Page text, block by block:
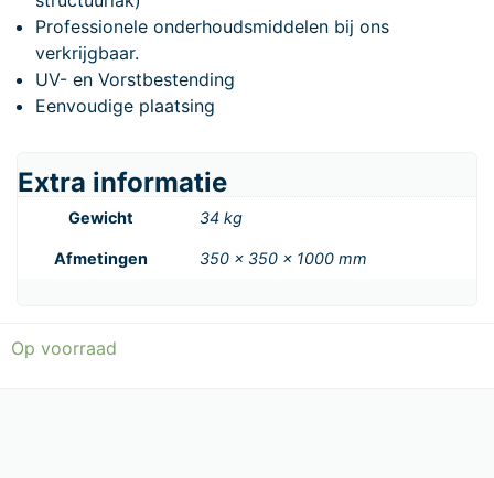
Professionele onderhoudsmiddelen bij ons
verkrijgbaar.
UV- en Vorstbestending
Eenvoudige plaatsing
Extra informatie
Gewicht 34 kg
Afmetingen 350 × 350 × 1000 mm
Op voorraad